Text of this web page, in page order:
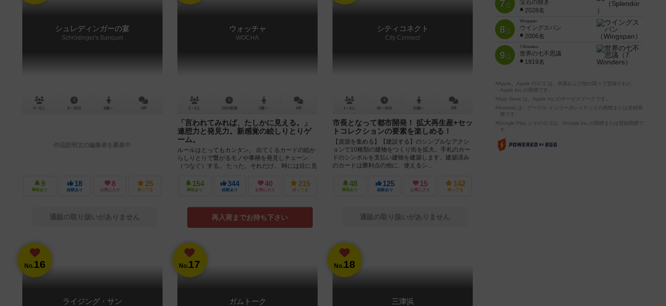
シュレディンガーの宴
Schrödinger's Banquet
4～5人 5～20分 8歳～ 3件
作品説明文の編集者を募集中
9
興味あり
18
経験あり
8
お気に入り
25
持ってる
通販の取り扱いがありません
ウォッチャ
WOCHA
2～6人 15分前後 5歳～ 6件
「言われてみれば、たしかに見える。」
連想力と発見力。新感覚の絵しりとりゲ
ーム。
ルールはとってもカンタン。 出てくるカードの絵か
らしりとりで繋がるモノや事柄を発見しチェーン
（つなぐ）する。 たった、それだけ。 時には目に見
154
興味あり
344
経験あり
40
お気に入り
215
持ってる
再入荷までお待ち下さい
シティコネクト
City Connect
1～4人 30～45分 10歳～ 3件
市長となって都市開発！ 拡大再生産+セッ
トコレクションの要素を楽しめる！
【資源を集める】【建設する】のシンプルなアクシ
ョンで10種類の建物をつくり街を拡大。手札のカー
ドのシンボルを支払い建物を建築します。建築済み
のカードは勝利点の他に、使えるシ...
48
興味あり
125
経験あり
15
お気に入り
142
持ってる
通販の取り扱いがありません
No.16
ライジング・サン
No.17
ガムトーク
No.18
三津浜
7位
宝石の煌き
2028名
8位
Wingspan
ウイングスパン
2006名
9位
7 Wonders
世界の七不思議
1919名
※Apple、Apple のロゴ は、米国および他の国々で登録された
Apple Inc.の商標です。
※App Store は、Apple Inc.のサービスマークです。
※Android は、グーグル インコーポレイテッドの商標または登録商
標です。
※Google Play とそのロゴは、Google Inc.の商標または登録商標で
す。